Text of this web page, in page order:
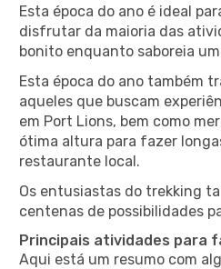
Esta época do ano é ideal
disfrutar da maioria das
bonito enquanto saboreia
Esta época do ano também
aqueles que buscam
em Port Lions, bem como
ótima altura para fazer
restaurante local.
Os entusiastas do trekking
centenas de possibilidades
Principais atividades para
Aqui está um resumo com